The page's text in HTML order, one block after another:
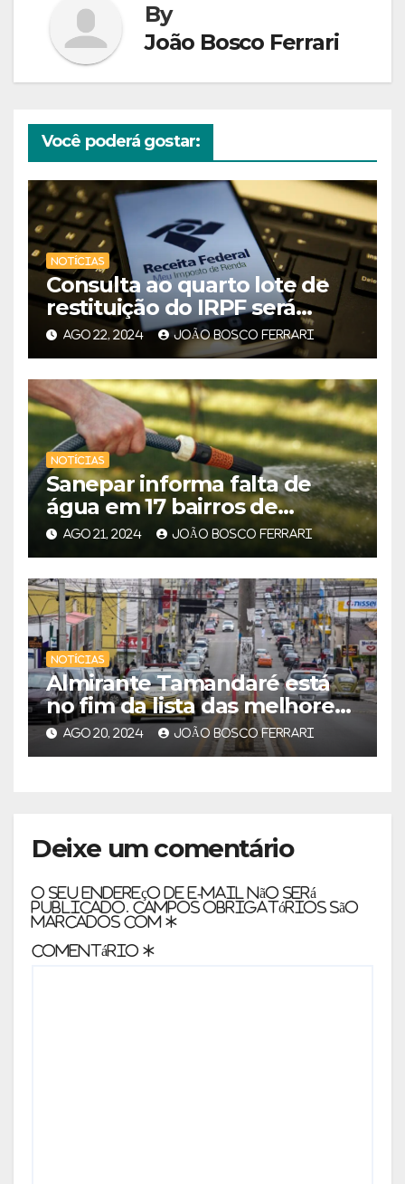
By
João Bosco Ferrari
Você poderá gostar:
NOTÍCIAS
Consulta ao quarto lote de
restituição do IRPF será
aberta às 10 horas desta
sexta
AGO 22, 2024 JOÃO BOSCO FERRARI
NOTÍCIAS
Sanepar informa falta de
água em 17 bairros de
Curitiba e região
AGO 21, 2024 JOÃO BOSCO FERRARI
NOTÍCIAS
Almirante Tamandaré está
no fim da lista das melhores
cidades
AGO 20, 2024 JOÃO BOSCO FERRARI
Deixe um comentário
O seu endereço de e-mail não será
publicado. Campos obrigatórios são
marcados com *
Comentário *